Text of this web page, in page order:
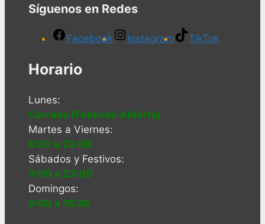
Síguenos en Redes
Facebook Instagram TikTok
Horario
Lunes:
Cerrado (Festivos Abierto)
Martes a Viernes:
8:30 a 23:00
Sábados y Festivos:
9:00 a 23:00
Domingos:
9:00 a 18:30